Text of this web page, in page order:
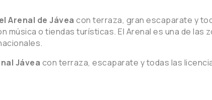
Arenal de Jávea con terraza, gran escaparate y
música o tiendas turísticas. El Arenal es una de las
Jávea con terraza, escaparate y todas las